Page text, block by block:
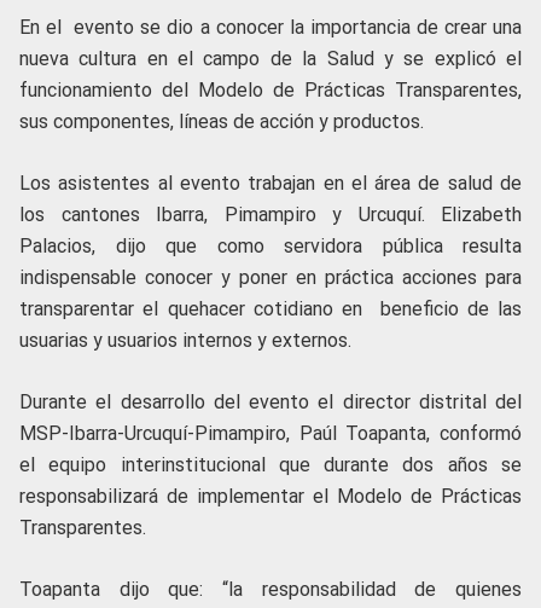
En el evento se dio a conocer la importancia de crear una
nueva cultura en el campo de la Salud y se explicó el
funcionamiento del Modelo de Prácticas Transparentes,
sus componentes, líneas de acción y productos.
Los asistentes al evento trabajan en el área de salud de
los cantones Ibarra, Pimampiro y Urcuquí. Elizabeth
Palacios, dijo que como servidora pública resulta
indispensable conocer y poner en práctica acciones para
transparentar el quehacer cotidiano en beneficio de las
usuarias y usuarios internos y externos.
Durante el desarrollo del evento el director distrital del
MSP-Ibarra-Urcuquí-Pimampiro, Paúl Toapanta, conformó
el equipo interinstitucional que durante dos años se
responsabilizará de implementar el Modelo de Prácticas
Transparentes.
Toapanta dijo que: “la responsabilidad de quienes